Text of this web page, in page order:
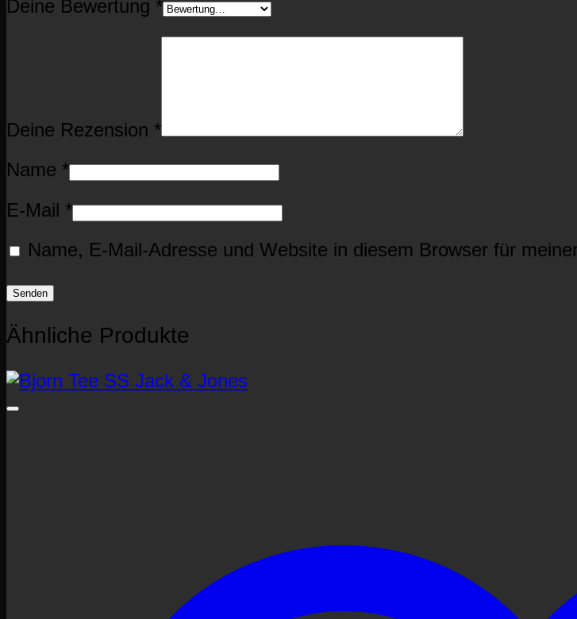
Deine Bewertung *
Deine Rezension *
Name *
E-Mail *
Name, E-Mail-Adresse und Website in diesem Browser für
Ähnliche Produkte